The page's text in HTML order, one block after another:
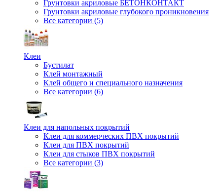
Грунтовки акриловые БЕТОНКОНТАКТ
Грунтовки акриловые глубокого проникновения
Все категории (5)
Клеи
Бустилат
Клей монтажный
Клей общего и специального назначения
Все категории (6)
Клеи для напольных покрытий
Клеи для коммерческих ПВХ покрытий
Клеи для ПВХ покрытий
Клеи для стыков ПВХ покрытий
Все категории (3)